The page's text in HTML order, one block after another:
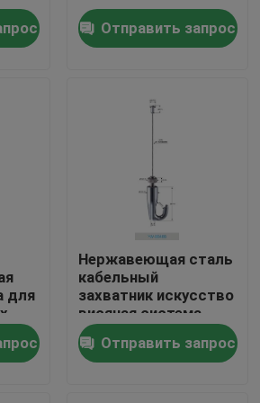
воздушных судн
светильника
Отправить запрос
для
Нержавеющая сталь
кабельный
захватник искусство
висячая система
регулируемая
высота 50 фунтов
весовой
Отправить запрос